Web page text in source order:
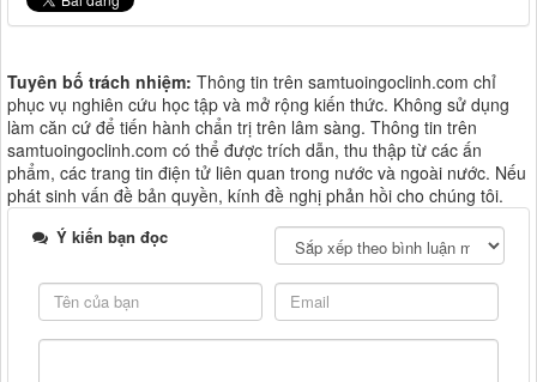
Tuyên bố trách nhiệm: Thông tin trên samtuoingoclinh.com chỉ
phục vụ nghiên cứu học tập và mở rộng kiến thức. Không sử dụng
làm căn cứ để tiến hành chẩn trị trên lâm sàng. Thông tin trên
samtuoingoclinh.com có thể được trích dẫn, thu thập từ các ấn
phẩm, các trang tin điện tử liên quan trong nước và ngoài nước. Nếu
phát sinh vấn đề bản quyền, kính đề nghị phản hồi cho chúng tôi.
Ý kiến bạn đọc